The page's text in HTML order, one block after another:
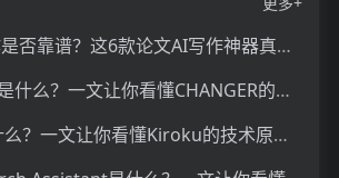
AI论文写作是否靠谱？这6款论文AI写作神器真的可以让你效率翻倍
CHANGER是什么？一文让你看懂CHANGER的技术原理、主要功能、应用场景
Kiroku是什么？一文让你看懂Kiroku的技术原理、主要功能、应用场景